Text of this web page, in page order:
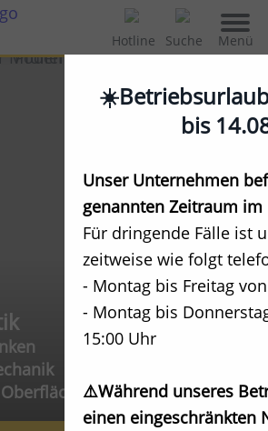
Hotline Suche Menü
bis
Unser Unternehmen
genannten Zeitraum
Für dringende Fälle ist
zeitweise wie folgt
- Montag bis Freitag
- Montag bis
15:00 Uhr
⚠️Während unseres
einen eingeschränkten